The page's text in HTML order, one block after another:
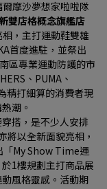
摩沙夢想家啦啦隊
雙店格概念旗艦店
相，主打運動鞋雙雄
首度進駐，並祭出
區專業運動防護的市
、PUMA、
精打細算的消費者現
潮。
搭，是不少人安排
將以全新面貌亮相，
「My Show Time運
1樓規劃主打商品展
風格靈感。活動期